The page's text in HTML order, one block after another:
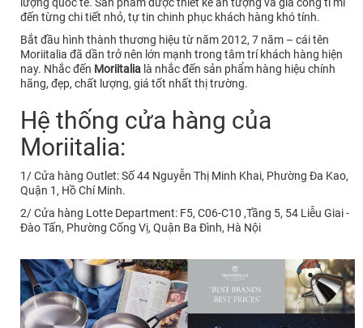
đến từng chi tiết nhỏ, tự tin chinh phục khách hàng khó tính.
Bắt đầu hình thành thương hiệu từ năm 2012, 7 năm – cái tên
Moriitalia đã dần trở nên lớn mạnh trong tâm trí khách hàng hiện
nay. Nhắc đến Moriitalia là nhắc đến sản phẩm hàng hiệu chính
hãng, đẹp, chất lượng, giá tốt nhất thị trường.
Hệ thống cửa hàng của
Moriitalia:
1/ Cửa hàng Outlet: Số 44 Nguyễn Thị Minh Khai, Phường Đa Kao,
Quận 1, Hồ Chí Minh.
2/ Cửa hàng Lotte Department: F5, C06-C10 ,Tầng 5, 54 Liễu Giai -
Đào Tấn, Phường Cống Vị, Quận Ba Đình, Hà Nội